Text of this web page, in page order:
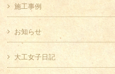
施工事例
お知らせ
大工女子日記